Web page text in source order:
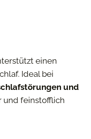
einen
Ideal bei
und
und feinstofflich